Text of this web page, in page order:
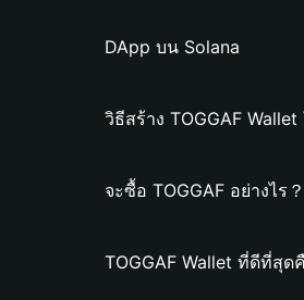
DApp บน Solana
วิธีสร้าง TOGGAF
จะซื้อ TOGGAF อย่างไร？
TOGGAF Wallet ที่ดีที่สุด